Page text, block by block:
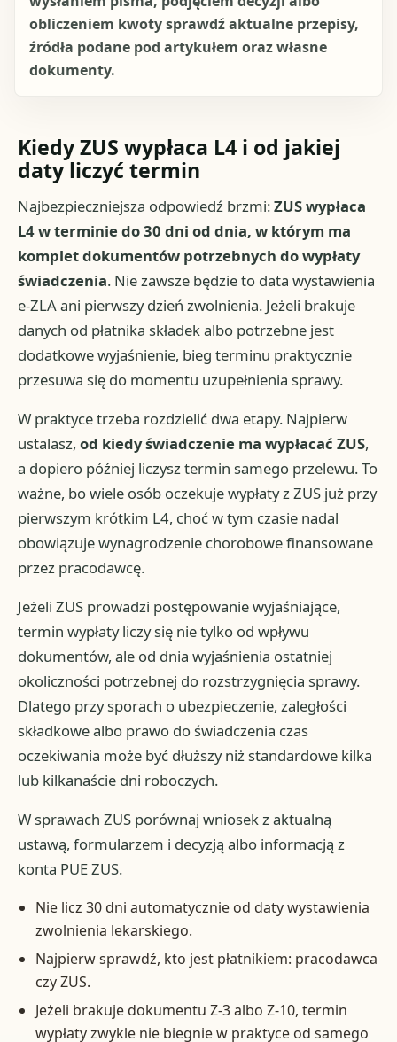
obliczeniem kwoty sprawdź aktualne przepisy,
źródła podane pod artykułem oraz własne
dokumenty.
Kiedy ZUS wypłaca L4 i od jakiej
daty liczyć termin
Najbezpieczniejsza odpowiedź brzmi:ZUS wypłaca
L4 w terminie do 30 dni od dnia, w którym ma
komplet dokumentów potrzebnych do wypłaty
świadczenia. Nie zawsze będzie to data wystawienia
e-ZLA ani pierwszy dzień zwolnienia. Jeżeli brakuje
danych od płatnika składek albo potrzebne jest
dodatkowe wyjaśnienie, bieg terminu praktycznie
przesuwa się do momentu uzupełnienia sprawy.
W praktyce trzeba rozdzielić dwa etapy. Najpierw
ustalasz,od kiedy świadczenie ma wypłacać ZUS,
a dopiero później liczysz termin samego przelewu. To
ważne, bo wiele osób oczekuje wypłaty z ZUS już przy
pierwszym krótkim L4, choć w tym czasie nadal
obowiązuje wynagrodzenie chorobowe finansowane
przez pracodawcę.
Jeżeli ZUS prowadzi postępowanie wyjaśniające,
termin wypłaty liczy się nie tylko od wpływu
dokumentów, ale od dnia wyjaśnienia ostatniej
okoliczności potrzebnej do rozstrzygnięcia sprawy.
Dlatego przy sporach o ubezpieczenie, zaległości
składkowe albo prawo do świadczenia czas
oczekiwania może być dłuższy niż standardowe kilka
lub kilkanaście dni roboczych.
W sprawach ZUS porównaj wniosek z aktualną
ustawą, formularzem i decyzją albo informacją z
konta PUE ZUS.
Nie licz 30 dni automatycznie od daty wystawienia
zwolnienia lekarskiego.
Najpierw sprawdź, kto jest płatnikiem: pracodawca
czy ZUS.
Jeżeli brakuje dokumentu Z-3 albo Z-10, termin
wypłaty zwykle nie biegnie w praktyce od samego